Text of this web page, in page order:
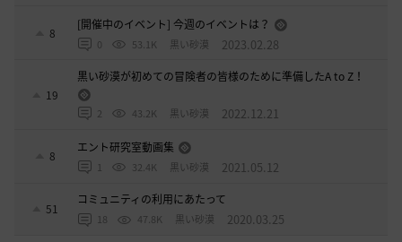
8
[開催中のイベント] 今週のイベントは？
0 53.1K 黒い砂漠 2023.02.28
19
黒い砂漠が初めての冒険者の皆様のために準備したA to Z！
2 43.2K 黒い砂漠 2022.12.21
8
エント研究室動画集
1 32.4K 黒い砂漠 2021.05.12
51
コミュニティの利用にあたって
18 47.8K 黒い砂漠 2020.03.25